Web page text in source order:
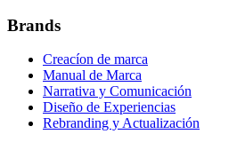
Brands
Creacíon de marca
Manual de Marca
Narrativa y Comunicación
Diseño de Experiencias
Rebranding y Actualización